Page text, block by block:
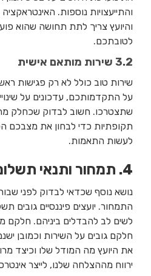
והתייעצויות נוספות.
והיועץ צריך לתת תחושה שהוא
לטובתכם.
3.2 שירות מותאם אישית
שירות טוב כולל לא רק פגישות
על התקדמותכם, עדכונים על
שתצטרכו. חשוב לבדוק שכחלק
תקופתיות כדי לבחון את מצבכם
לעשות התאמות.
4. תמחור ותנאי תשלום
נושא נוסף שכדאי לבדוק לפני
התמחור. יועצים פיננסיים גובים
לשים לב להבדלים ביניהם. חלקם
חלקם גובים על השירות וכמובן
את היועץ מה המודל שלו וכיצד
ירווח מההצלחה שלנו, לייצר